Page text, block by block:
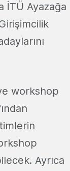
İTÜ Ayazağa
workshop
Ayrıca